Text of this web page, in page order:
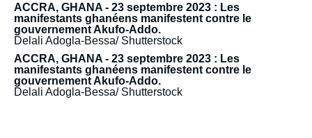
ACCRA, GHANA - 23 septembre 2023 : Les
manifestants ghanéens manifestent contre le
gouvernement Akufo-Addo.
Delali Adogla-Bessa/ Shutterstock
ACCRA, GHANA - 23 septembre 2023 : Les
manifestants ghanéens manifestent contre le
gouvernement Akufo-Addo.
Delali Adogla-Bessa/ Shutterstock